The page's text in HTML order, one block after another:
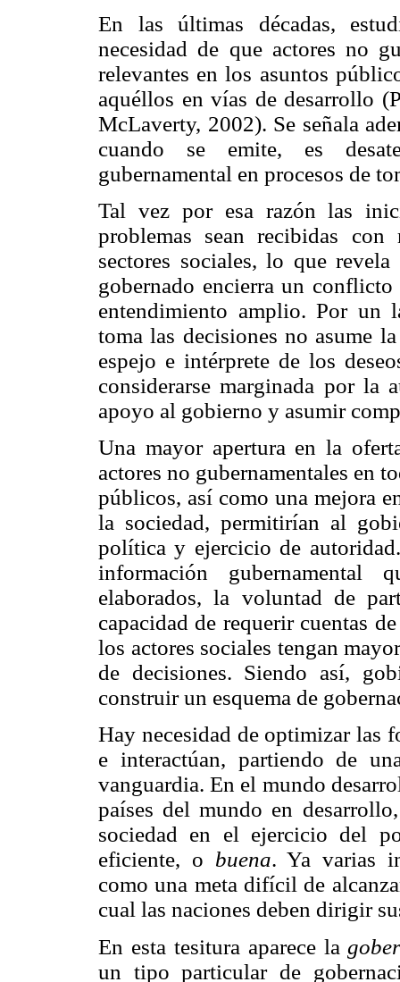
En las últimas décadas,
necesidad de que actores no
relevantes en los asuntos
aquéllos en vías de desarrollo
McLaverty, 2002). Se señala
cuando se emite, es
gubernamental en procesos de
Tal vez por esa razón las
problemas sean recibidas
sectores sociales, lo que
gobernado encierra un
entendimiento amplio. Por un
toma las decisiones no asume
espejo e intérprete de los
considerarse marginada por la
apoyo al gobierno y asumir
Una mayor apertura en la
actores no gubernamentales en
públicos, así como una mejora
la sociedad, permitirían al
política y ejercicio de
información
elaborados, la voluntad de
capacidad de requerir cuentas
los actores sociales tengan
de decisiones. Siendo así,
construir un esquema de
Hay necesidad de optimizar las
e interactúan, partiendo de
vanguardia. En el mundo
países del mundo en
sociedad en el ejercicio del
eficiente, o buena. Ya varias
como una meta difícil de
cual las naciones deben dirigir
En esta tesitura aparece la
un tipo particular de